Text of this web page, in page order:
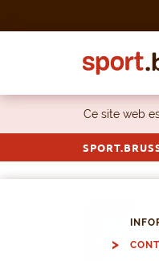
Ce site web